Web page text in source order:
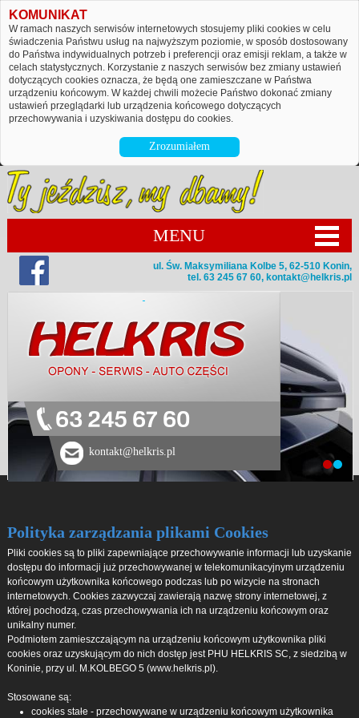
KOMUNIKAT
W ramach naszych serwisów internetowych stosujemy pliki cookies w celu
świadczenia Państwu usług na najwyższym poziomie, w sposób dostosowany
do Państwa indywidualnych potrzeb i preferencji oraz emisji reklam, a także w
celach statystycznych. Korzystanie z naszych serwisów bez zmiany ustawień
dotyczących cookies oznacza, że będą one zamieszczane w Państwa
urządzeniu końcowym. W każdej chwili możecie Państwo dokonać zmiany
ustawień przeglądarki lub urządzenia końcowego dotyczących
przechowywania i uzyskiwania dostępu do cookies.
Zrozumiałem
MENU
ul. Św. Maksymiliana Kolbe 5, 62-510 Konin,
tel. 63 245 67 60, kontakt@helkris.pl
63 245 67 60
kontakt@helkris.pl
Polityka zarządzania plikami Cookies
Pliki cookies są to pliki zapewniające przechowywanie informacji lub uzyskanie
dostępu do informacji już przechowywanej w telekomunikacyjnym urządzeniu
końcowym użytkownika końcowego podczas lub po wizycie na stronach
internetowych. Cookies zazwyczaj zawierają nazwę strony internetowej, z
której pochodzą, czas przechowywania ich na urządzeniu końcowym oraz
unikalny numer.
Podmiotem zamieszczającym na urządzeniu końcowym użytkownika pliki
cookies oraz uzyskującym do nich dostęp jest PHU HELKRIS SC, z siedzibą w
Koninie, przy ul. M.KOLBEGO 5 (www.helkris.pl).
Stosowane są:
cookies stałe - przechowywane w urządzeniu końcowym użytkownika